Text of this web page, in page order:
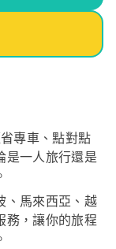
專車、點對點
是一人旅行還是
、馬來西亞、越
務，讓你的旅程